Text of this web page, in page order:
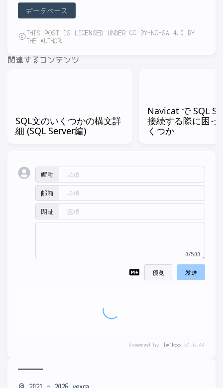
データベース
THIS POST IS LICENSED UNDER CC BY-NC-SA 4.0 BY
THE AUTHOR.
関連するコンテンツ
SQL文のいくつかの構文詳
細 (SQL Server編)
Navicat で SQL
接続する際に困っ
くつか
昵称
邮箱
网址
0/500
预览 发送
Powered by Twikoo v1.6.44